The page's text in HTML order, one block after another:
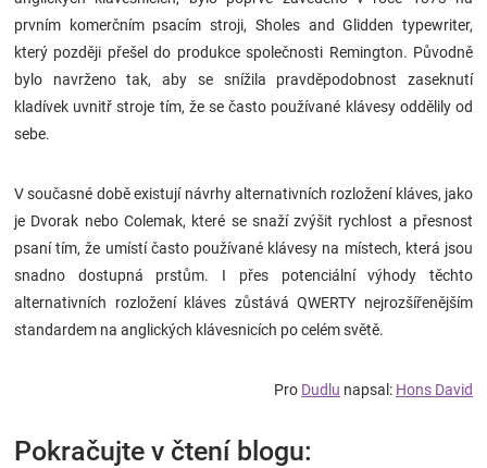
prvním komerčním psacím stroji, Sholes and Glidden typewriter,
který později přešel do produkce společnosti Remington. Původně
bylo navrženo tak, aby se snížila pravděpodobnost zaseknutí
kladívek uvnitř stroje tím, že se často používané klávesy oddělily od
sebe.
V současné době existují návrhy alternativních rozložení kláves, jako
je Dvorak nebo Colemak, které se snaží zvýšit rychlost a přesnost
psaní tím, že umístí často používané klávesy na místech, která jsou
snadno dostupná prstům. I přes potenciální výhody těchto
alternativních rozložení kláves zůstává QWERTY nejrozšířenějším
standardem na anglických klávesnicích po celém světě.
Pro Dudlu napsal: Hons David
Pokračujte v čtení blogu: